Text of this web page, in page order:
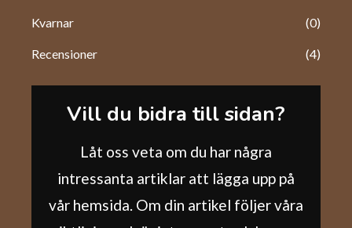
Kvarnar (0)
Recensioner (4)
Vill du bidra till sidan?
Låt oss veta om du har några
intressanta artiklar att lägga upp på
vår hemsida. Om din artikel följer våra